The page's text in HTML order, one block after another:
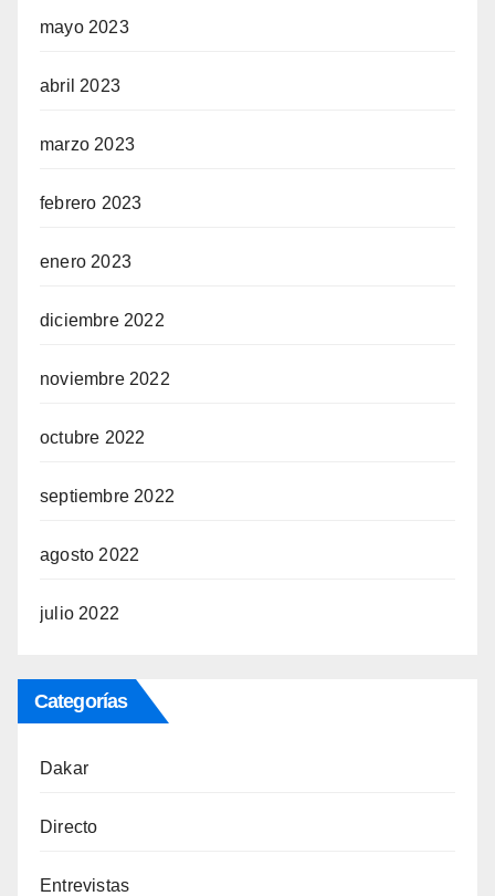
mayo 2023
abril 2023
marzo 2023
febrero 2023
enero 2023
diciembre 2022
noviembre 2022
octubre 2022
septiembre 2022
agosto 2022
julio 2022
Categorías
Dakar
Directo
Entrevistas